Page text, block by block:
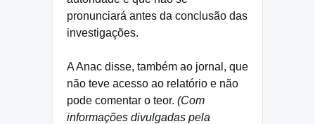
pronunciará antes da conclusão das
investigações.
A Anac disse, também ao jornal, que
não teve acesso ao relatório e não
pode comentar o teor. (Com
informações divulgadas pela